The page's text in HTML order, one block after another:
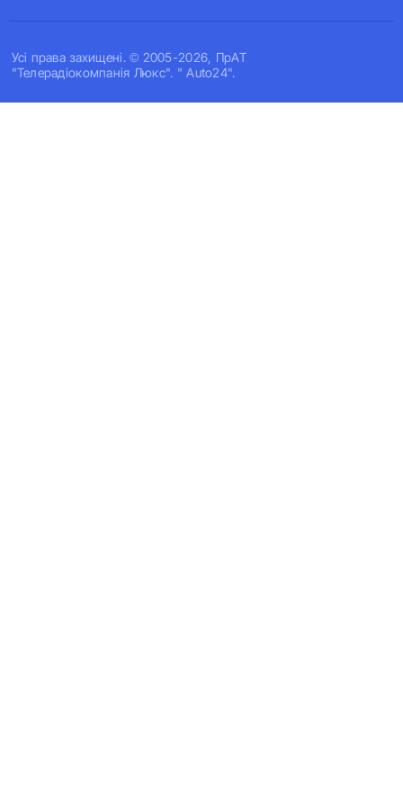
Усi права захищенi. © 2005-2026, ПрАТ
"Телерадіокомпанія Люкс". " Auto24".